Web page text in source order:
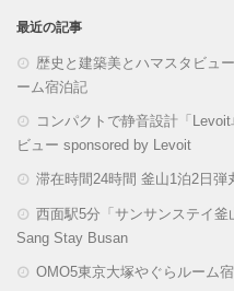
最近の記事
歴史と建築美とハマスタビュ
ーム宿泊記
コンパクトで静音設計「
ビュー sponsored by Levoit
滞在時間24時間 釜山1泊2日弾
西面駅5分「サンサンステイ
Sang Stay Busan
OMO5東京大塚やぐらルーム